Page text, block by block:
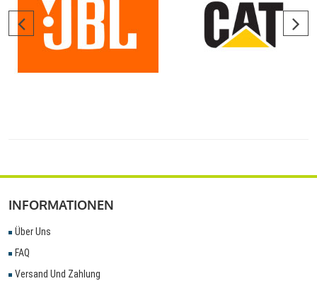
INFORMATIONEN
Über Uns
FAQ
Versand Und Zahlung